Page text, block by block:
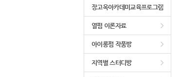
장고옥아카데미교육프로그램
열펌 이론자료
아이롱펌 작품방
지역별 스터디방